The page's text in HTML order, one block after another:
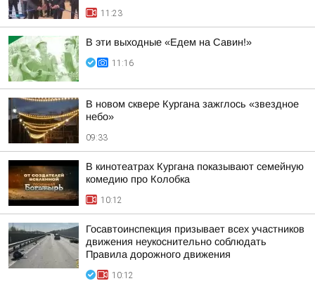
11:23
В эти выходные «Едем на Савин!»
11:16
В новом сквере Кургана зажглось «звездное
небо»
09:33
В кинотеатрах Кургана показывают семейную
комедию про Колобка
10:12
Госавтоинспекция призывает всех участников
движения неукоснительно соблюдать
Правила дорожного движения
10:12